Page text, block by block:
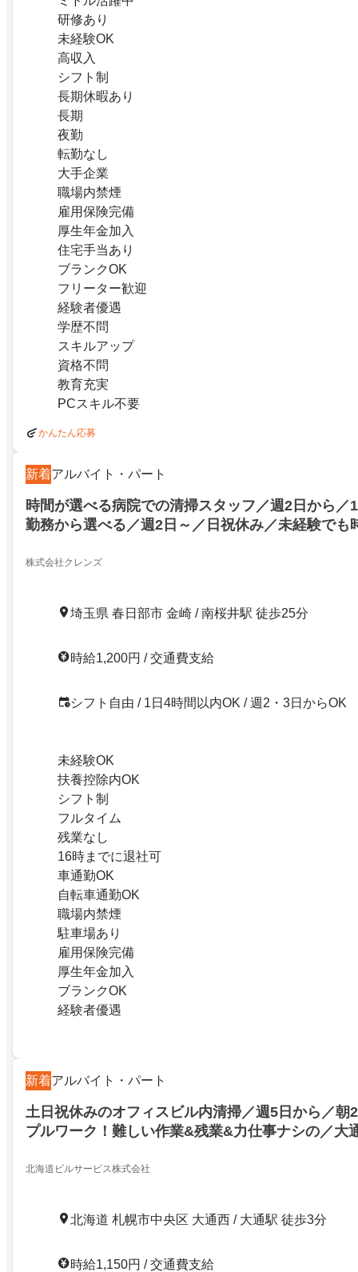
研修あり
未経験OK
高収入
シフト制
長期休暇あり
長期
夜勤
転勤なし
大手企業
職場内禁煙
雇用保険完備
厚生年金加入
住宅手当あり
ブランクOK
フリーター歓迎
経験者優遇
学歴不問
スキルアップ
資格不問
教育充実
PCスキル不要
かんたん応募
新着アルバイト・パート
時間が選べる病院での清掃スタッフ／週2日から／
勤務から選べる／週2日～／日祝休み／未経験でも
です
株式会社クレンズ
埼玉県 春日部市 金崎 / 南桜井駅 徒歩25分
時給1,200円 / 交通費支給
シフト自由 / 1日4時間以内OK / 週2・3日からOK
未経験OK
扶養控除内OK
シフト制
フルタイム
残業なし
16時までに退社可
車通勤OK
自転車通勤OK
職場内禁煙
駐車場あり
雇用保険完備
厚生年金加入
ブランクOK
経験者優遇
新着アルバイト・パート
土日祝休みのオフィスビル内清掃／週5日から／朝
プルワーク！難しい作業&残業&力仕事ナシの／大
（夫）さん多数活躍中！
北海道ビルサービス株式会社
北海道 札幌市中央区 大通西 / 大通駅 徒歩3分
時給1,150円 / 交通費支給